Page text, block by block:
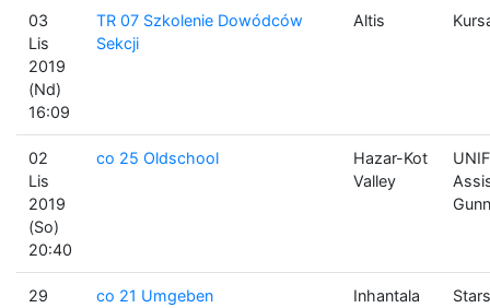
03
Lis
2019
(Nd)
16:09
TR 07 Szkolenie Dowódców
Sekcji
Altis
02
Lis
2019
(So)
20:40
co 25 Oldschool
Hazar-Kot
Valley
29
co 21 Umgeben Inhantala